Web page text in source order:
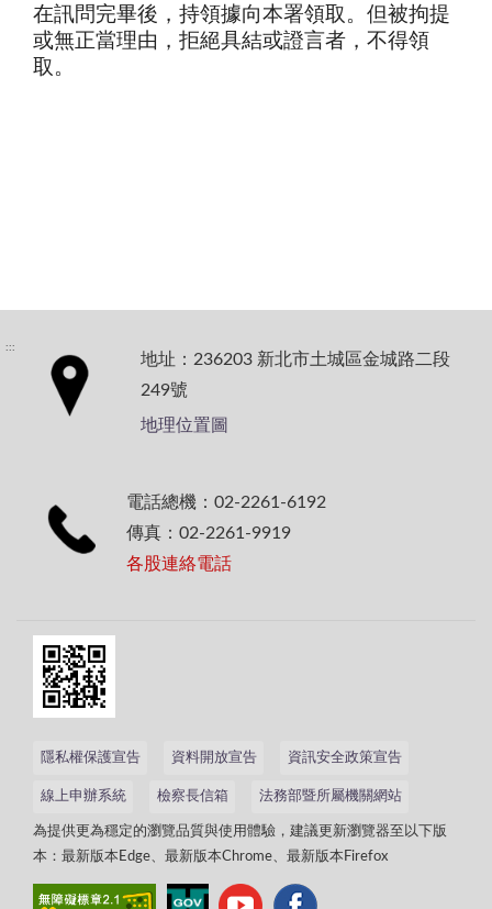
在訊問完畢後，持領據向本署領取。但被拘提
或無正當理由，拒絕具結或證言者，不得領
取。
:::
地址：236203 新北市土城區金城路二段
249號
地理位置圖
電話總機：02-2261-6192
傳真：02-2261-9919
各股連絡電話
隱私權保護宣告 資料開放宣告 資訊安全政策宣告
線上申辦系統 檢察長信箱 法務部暨所屬機關網站
為提供更為穩定的瀏覽品質與使用體驗，建議更新瀏覽器至以下版
本：最新版本Edge、最新版本Chrome、最新版本Firefox